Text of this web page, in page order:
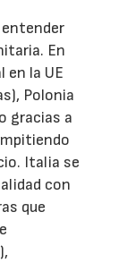
entender
En
en la UE
Polonia
gracias a
Italia se
con
que